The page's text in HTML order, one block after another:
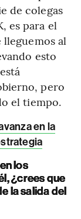
de colegas
es para el
al
esto
pero
el tiempo.
en la
los
¿crees que
la salida del